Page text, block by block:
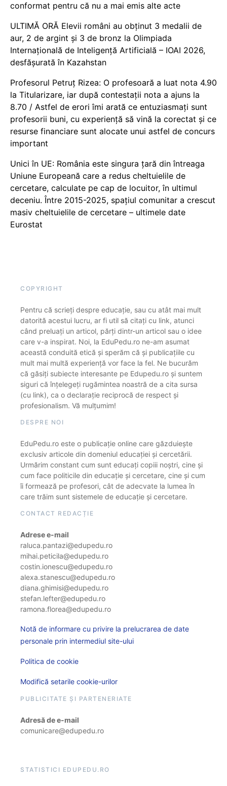
conformat pentru că nu a mai emis alte acte
ULTIMĂ ORĂ Elevii români au obținut 3 medalii de
aur, 2 de argint și 3 de bronz la Olimpiada
Internațională de Inteligență Artificială – IOAI 2026,
desfășurată în Kazahstan
Profesorul Petruț Rizea: O profesoară a luat nota 4.90
la Titularizare, iar după contestații nota a ajuns la
8.70 / Astfel de erori îmi arată ce entuziasmați sunt
profesorii buni, cu experiență să vină la corectat și ce
resurse financiare sunt alocate unui astfel de concurs
important
Unici în UE: România este singura țară din întreaga
Uniune Europeană care a redus cheltuielile de
cercetare, calculate pe cap de locuitor, în ultimul
deceniu. Între 2015-2025, spațiul comunitar a crescut
masiv cheltuielile de cercetare – ultimele date
Eurostat
COPYRIGHT
Pentru că scrieți despre educație, sau cu atât mai mult
datorită acestui lucru, ar fi util să citați cu link, atunci
când preluați un articol, părți dintr-un articol sau o idee
care v-a inspirat. Noi, la EduPedu.ro ne-am asumat
această conduită etică și sperăm că și publicațiile cu
mult mai multă experiență vor face la fel. Ne bucurăm
că găsiți subiecte interesante pe Edupedu.ro și suntem
siguri că înțelegeți rugămintea noastră de a cita sursa
(cu link), ca o declarație reciprocă de respect și
profesionalism. Vă mulțumim!
DESPRE NOI
EduPedu.ro este o publicație online care găzduiește
exclusiv articole din domeniul educației și cercetării.
Urmărim constant cum sunt educați copiii noștri, cine și
cum face politicile din educație și cercetare, cine și cum
îi formează pe profesori, cât de adecvate la lumea în
care trăim sunt sistemele de educație și cercetare.
CONTACT REDACȚIE
Adrese e-mail
raluca.pantazi@edupedu.ro
mihai.peticila@edupedu.ro
costin.ionescu@edupedu.ro
alexa.stanescu@edupedu.ro
diana.ghimisi@edupedu.ro
stefan.lefter@edupedu.ro
ramona.florea@edupedu.ro
Notă de informare cu privire la prelucrarea de date
personale prin intermediul site-ului
Politica de cookie
Modifică setarile cookie-urilor
PUBLICITATE ȘI PARTENERIATE
Adresă de e-mail
comunicare@edupedu.ro
STATISTICI EDUPEDU.RO